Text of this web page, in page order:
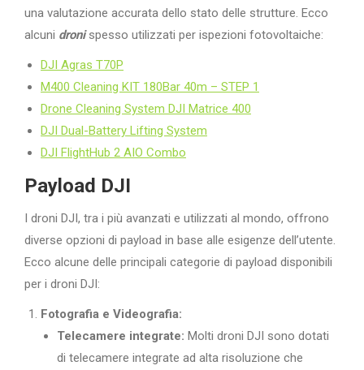
una valutazione accurata dello stato delle strutture. Ecco
alcuni dronispesso utilizzati per ispezioni fotovoltaiche:
DJI Agras T70P
M400 Cleaning KIT 180Bar 40m – STEP 1
Drone Cleaning System DJI Matrice 400
DJI Dual-Battery Lifting System
DJI FlightHub 2 AIO Combo
Payload DJI
I droni DJI, tra i più avanzati e utilizzati al mondo, offrono
diverse opzioni di payload in base alle esigenze dell’utente.
Ecco alcune delle principali categorie di payload disponibili
per i droni DJI:
Fotografia e Videografia:
Telecamere integrate: Molti droni DJI sono dotati
di telecamere integrate ad alta risoluzione che